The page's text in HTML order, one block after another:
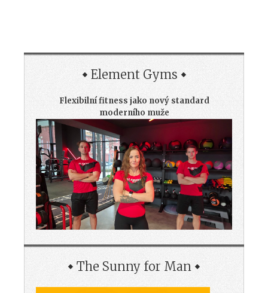
Element Gyms
Flexibilní fitness jako nový standard
moderního muže
The Sunny for Man